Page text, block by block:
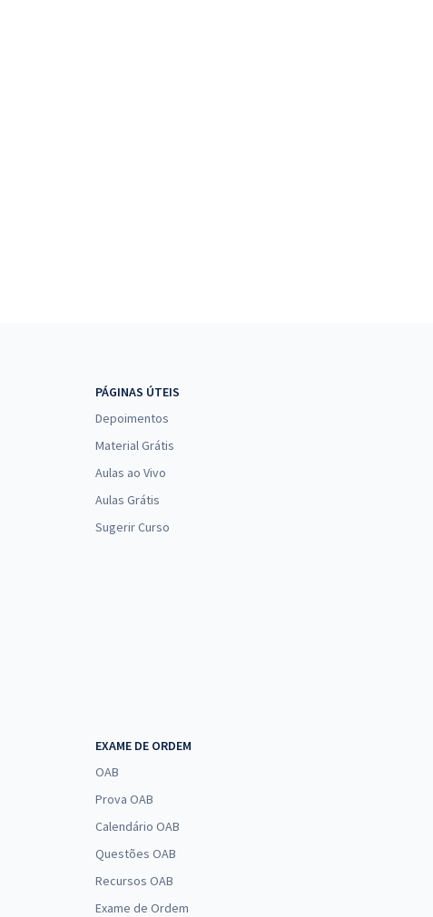
PÁGINAS ÚTEIS
Depoimentos
Material Grátis
Aulas ao Vivo
Aulas Grátis
Sugerir Curso
EXAME DE ORDEM
OAB
Prova OAB
Calendário OAB
Questões OAB
Recursos OAB
Exame de Ordem